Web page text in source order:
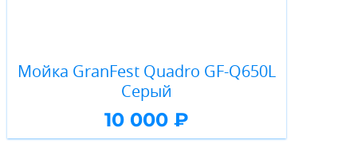
Мойка GranFest Quadro GF-Q650L
Серый
10 000 ₽